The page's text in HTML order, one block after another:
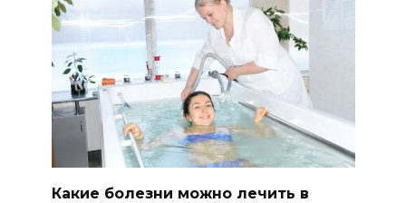
Какие болезни можно лечить в